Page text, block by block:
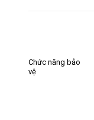
Chức năng bảo
vệ